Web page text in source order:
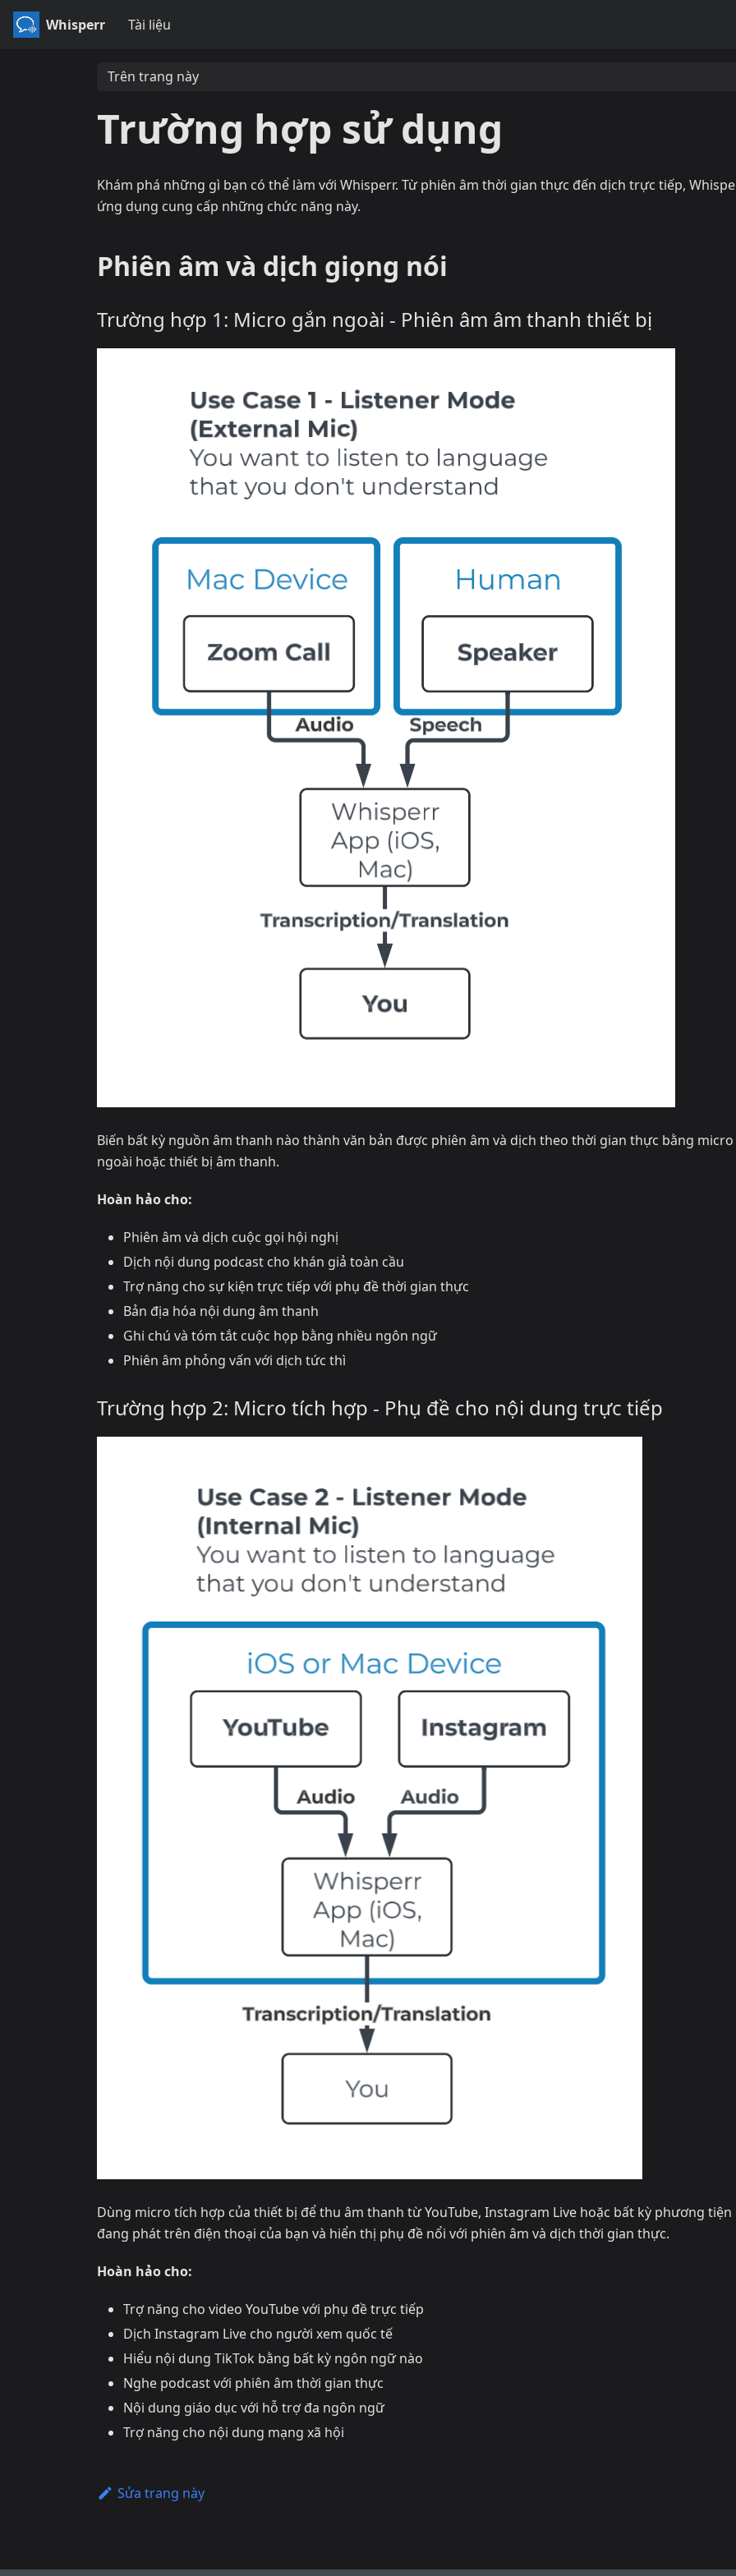
Whisperr Tài liệu
Trên trang này
Trường hợp sử dụng
Khám phá những gì bạn có thể làm với Whisperr. Từ phiên âm thời gian thực đến dịch trực tiếp,
ứng dụng cung cấp những chức năng này.
Phiên âm và dịch giọng nói
Trường hợp 1: Micro gắn ngoài - Phiên âm âm thanh thiết bị
Biến bất kỳ nguồn âm thanh nào thành văn bản được phiên âm và dịch theo thời gian thực bằng
ngoài hoặc thiết bị âm thanh.
Hoàn hảo cho:
Phiên âm và dịch cuộc gọi hội nghị
Dịch nội dung podcast cho khán giả toàn cầu
Trợ năng cho sự kiện trực tiếp với phụ đề thời gian thực
Bản địa hóa nội dung âm thanh
Ghi chú và tóm tắt cuộc họp bằng nhiều ngôn ngữ
Phiên âm phỏng vấn với dịch tức thì
Trường hợp 2: Micro tích hợp - Phụ đề cho nội dung trực tiếp
Dùng micro tích hợp của thiết bị để thu âm thanh từ YouTube, Instagram Live hoặc bất kỳ phương tiện
đang phát trên điện thoại của bạn và hiển thị phụ đề nổi với phiên âm và dịch thời gian thực.
Hoàn hảo cho:
Trợ năng cho video YouTube với phụ đề trực tiếp
Dịch Instagram Live cho người xem quốc tế
Hiểu nội dung TikTok bằng bất kỳ ngôn ngữ nào
Nghe podcast với phiên âm thời gian thực
Nội dung giáo dục với hỗ trợ đa ngôn ngữ
Trợ năng cho nội dung mạng xã hội
Sửa trang này